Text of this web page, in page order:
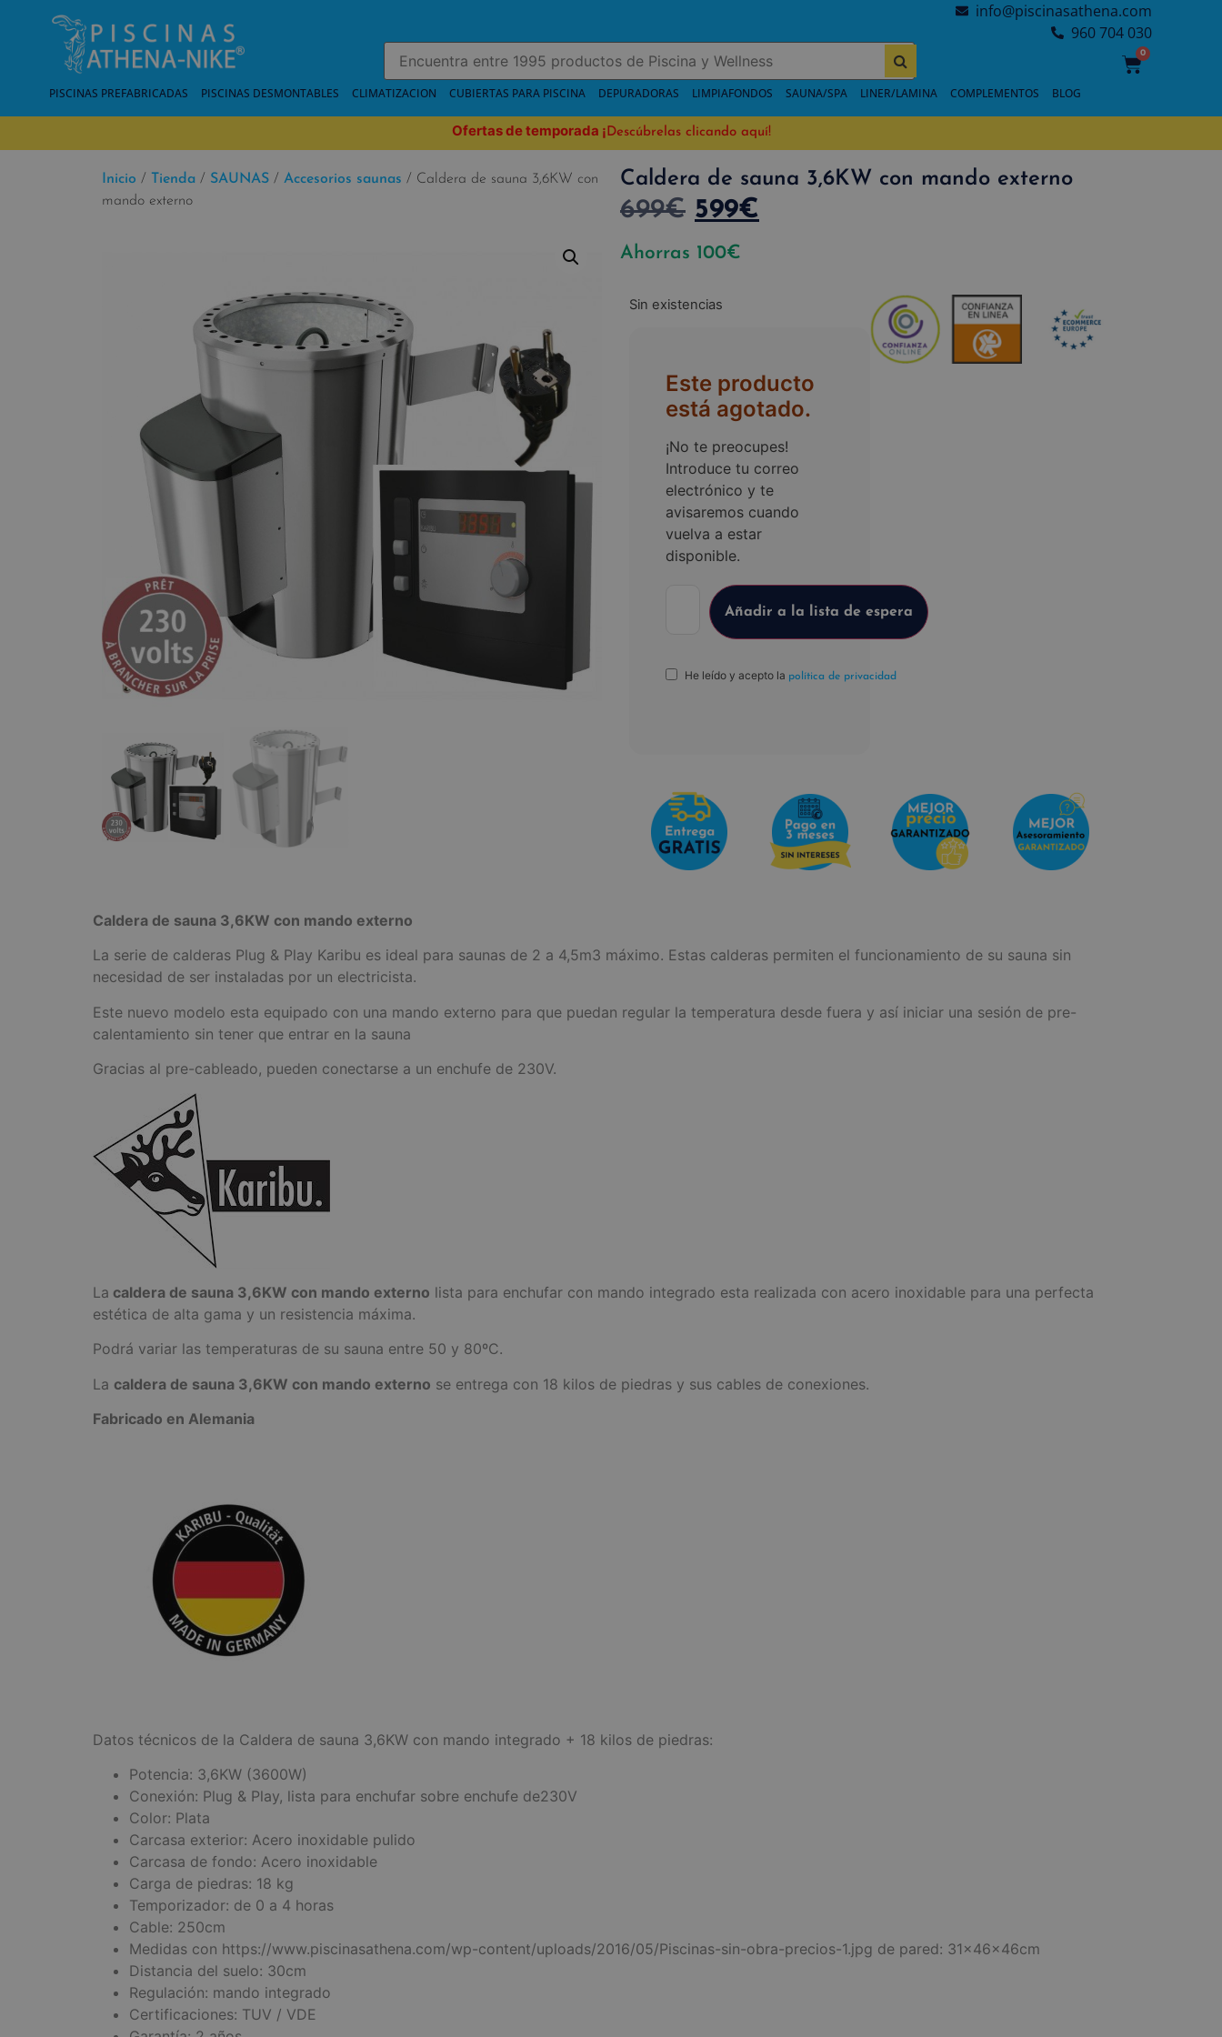
info@piscinasathena.com
960 704 030
0
PISCINAS PREFABRICADAS PISCINAS DESMONTABLES CLIMATIZACION CUBIERTAS PARA PISCINA DEPURADORAS LIMPIAFONDOS SAUNA/SPA LINER/LAMINA COMPLEMENTOS BLOG
Ofertas de temporada ¡ Descúbrelas clicando aquí!
Inicio / Tienda / SAUNAS / Accesorios saunas / Caldera de sauna 3,6KW con
mando externo
Caldera de sauna 3,6KW con mando externo
699€ 599€
Ahorras 100€
Sin existencias
Este producto
está agotado.
¡No te preocupes!
Introduce tu correo
electrónico y te
avisaremos cuando
vuelva a estar
disponible.
He leído y acepto la política de privacidad
Caldera de sauna 3,6KW con mando externo
La serie de calderas Plug & Play Karibu es ideal para saunas de 2 a 4,5m3 máximo. Estas calderas permiten el funcionamiento de su sauna sin
necesidad de ser instaladas por un electricista.
Este nuevo modelo esta equipado con una mando externo para que puedan regular la temperatura desde fuera y así iniciar una sesión de pre-
calentamiento sin tener que entrar en la sauna
Gracias al pre-cableado, pueden conectarse a un enchufe de 230V.
La caldera de sauna 3,6KW con mando externo lista para enchufar con mando integrado esta realizada con acero inoxidable para una perfecta
estética de alta gama y un resistencia máxima.
Podrá variar las temperaturas de su sauna entre 50 y 80ºC.
La caldera de sauna 3,6KW con mando externo se entrega con 18 kilos de piedras y sus cables de conexiones.
Fabricado en Alemania
Datos técnicos de la Caldera de sauna 3,6KW con mando integrado + 18 kilos de piedras:
Potencia: 3,6KW (3600W)
Conexión: Plug & Play, lista para enchufar sobre enchufe de230V
Color: Plata
Carcasa exterior: Acero inoxidable pulido
Carcasa de fondo: Acero inoxidable
Carga de piedras: 18 kg
Temporizador: de 0 a 4 horas
Cable: 250cm
Medidas con https://www.piscinasathena.com/wp-content/uploads/2016/05/Piscinas-sin-obra-precios-1.jpg de pared: 31x46x46cm
Distancia del suelo: 30cm
Regulación: mando integrado
Certificaciones: TUV / VDE